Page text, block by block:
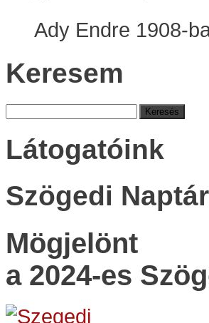
Ady Endre 1908-
Keresem
Keresés:
Látogatóink
Szögedi
Mögjelönt
a 2024-es